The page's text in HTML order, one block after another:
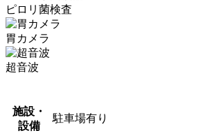
ピロリ菌検査
胃カメラ
超音波
施設・
設備
駐車場有り